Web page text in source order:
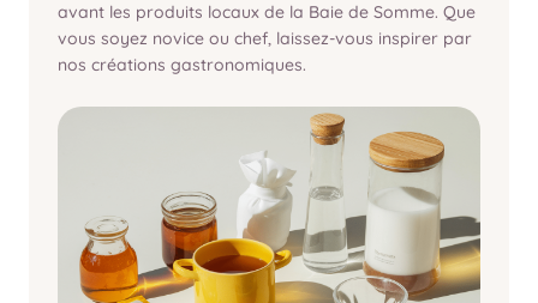
avant les produits locaux de la Baie de Somme. Que
vous soyez novice ou chef, laissez-vous inspirer par
nos créations gastronomiques.